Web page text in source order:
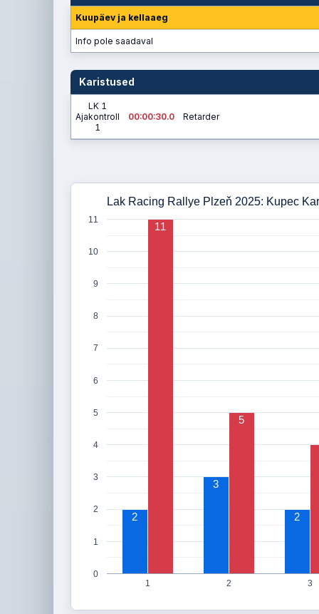
Kuupäev ja kellaaeg
Info pole saadaval
Karistused
LK 1
Ajakontroll
1
00:00:30.0 Retarder
Lak Racing Rallye Plzeň 2025: Kupec
1 2 3
0
1
2
3
4
5
6
7
8
9
10
11
2
3
2
11
5